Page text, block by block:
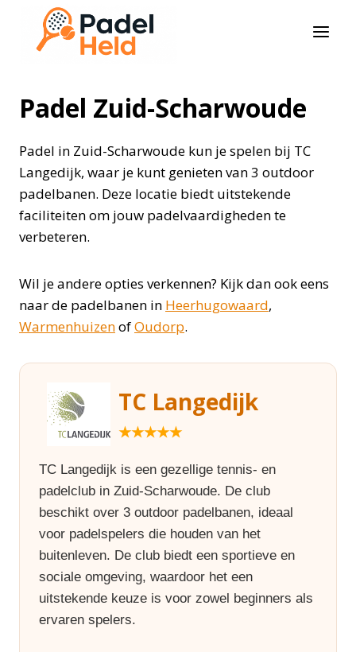
Doorgaan
inhoud
Padel Zuid-Scharwoude
Padel in Zuid-Scharwoude kun je spelen bij TC
Langedijk, waar je kunt genieten van 3 outdoor
padelbanen. Deze locatie biedt uitstekende
faciliteiten om jouw padelvaardigheden te
verbeteren.
Wil je andere opties verkennen? Kijk dan ook eens
naar de padelbanen in Heerhugowaard,
WarmenhuizenofOudorp.
TC Langedijk
★★★★★
TC Langedijk is een gezellige tennis- en
padelclub in Zuid-Scharwoude. De club
beschikt over 3 outdoor padelbanen, ideaal
voor padelspelers die houden van het
buitenleven. De club biedt een sportieve en
sociale omgeving, waardoor het een
uitstekende keuze is voor zowel beginners als
ervaren spelers.